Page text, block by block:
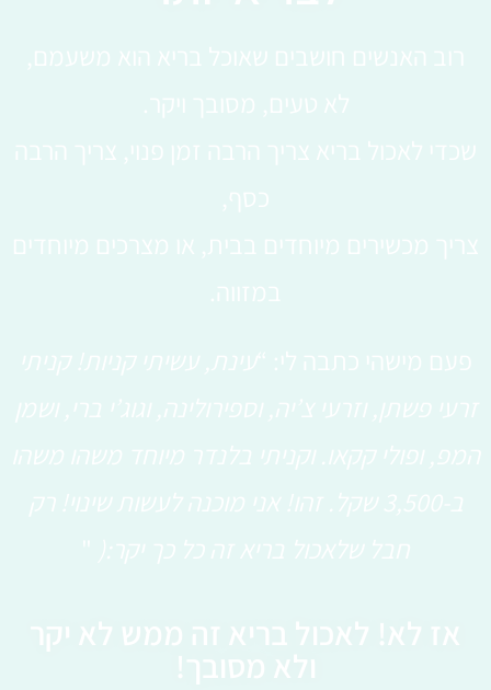
רוב האנשים חושבים שאוכל בריא הוא משעמם,
לא טעים, מסובך ויקר.
שכדי לאכול בריא צריך הרבה זמן פנוי, צריך הרבה
כסף,
צריך מכשירים מיוחדים בבית, או מצרכים מיוחדים
במזווה.
פעם מישהי כתבה לי: “עינת, עשיתי קניות! קניתי
זרעי פשתן, וזרעי צ’יה, וספירולינה, וגוג’י ברי, ושמן
המפ, ופולי קקאו. וקניתי בלנדר מיוחד משהו משהו
ב-3,500 שקל. זהו! אני מוכנה לעשות שינוי! רק
חבל שלאכול בריא זה כל כך יקר:( "
אז לא! לאכול בריא זה ממש לא יקר
ולא מסובך!